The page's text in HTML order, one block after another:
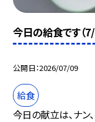
今日の給食です（7/
公開日 2026/07/09
給食
今日の献立は、ナン